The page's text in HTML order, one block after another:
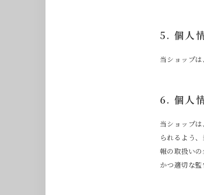
5. 個人
当ショップ
6. 個人
当ショップ
られるよう
報の取扱い
かつ適切な監